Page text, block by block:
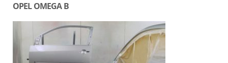
OPEL OMEGA B